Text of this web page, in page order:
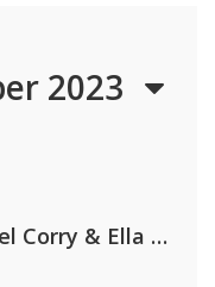
2023
Nathan Dawe, Joel Corry & Ella Henderson